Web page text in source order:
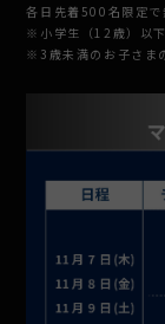
各日先着500名限定で
※小学生（12歳）以下
※3歳未満のお子さま